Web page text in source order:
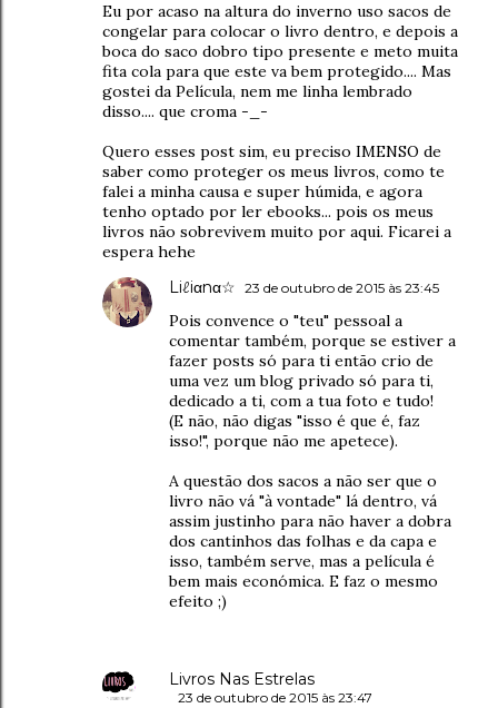
Eu por acaso na altura do inverno uso sacos de
congelar para colocar o livro dentro, e depois a
boca do saco dobro tipo presente e meto muita
fita cola para que este va bem protegido.... Mas
gostei da Película, nem me linha lembrado
disso.... que croma -_-
Quero esses post sim, eu preciso IMENSO de
saber como proteger os meus livros, como te
falei a minha causa e super húmida, e agora
tenho optado por ler ebooks... pois os meus
livros não sobrevivem muito por aqui. Ficarei a
espera hehe
Liℓiαnα☆ 23 de outubro de 2015 às 23:45
Pois convence o "teu" pessoal a
comentar também, porque se estiver a
fazer posts só para ti então crio de
uma vez um blog privado só para ti,
dedicado a ti, com a tua foto e tudo!
(E não, não digas "isso é que é, faz
isso!", porque não me apetece).
A questão dos sacos a não ser que o
livro não vá "à vontade" lá dentro, vá
assim justinho para não haver a dobra
dos cantinhos das folhas e da capa e
isso, também serve, mas a película é
bem mais económica. E faz o mesmo
efeito ;)
Livros Nas Estrelas
23 de outubro de 2015 às 23:47